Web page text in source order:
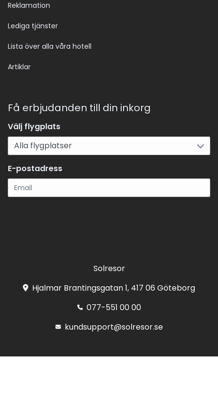
Reklamation
Lediga tjänster
Lista över alla våra hotell
Artiklar
Få erbjudanden till din inkorg
Välj flygplats
E-postadress
Solresor
Hjalmar Brantingsgatan 1, 417 06 Göteborg
077-551 00 00
kundsupport@solresor.se